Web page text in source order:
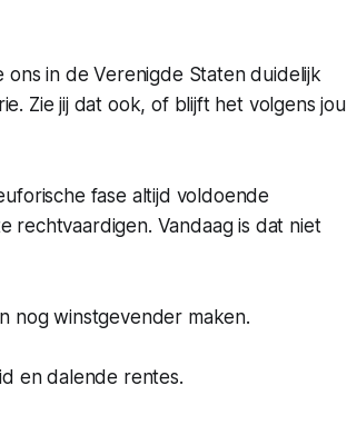
in de Verenigde Staten duidelijk
Zie jij dat ook, of blijft het volgens jou
fase altijd voldoende
rechtvaardigen. Vandaag is dat niet
nog winstgevender maken.
en dalende rentes.